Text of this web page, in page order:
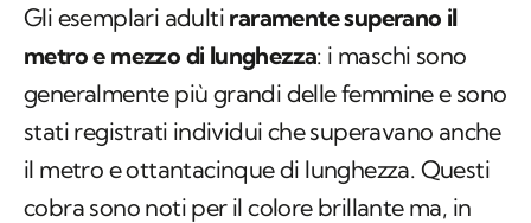
Gli esemplari adulti raramente superano il
metro e mezzo di lunghezza: i maschi sono
generalmente più grandi delle femmine e sono
stati registrati individui che superavano anche
il metro e ottantacinque di lunghezza. Questi
cobra sono noti per il colore brillante ma, in